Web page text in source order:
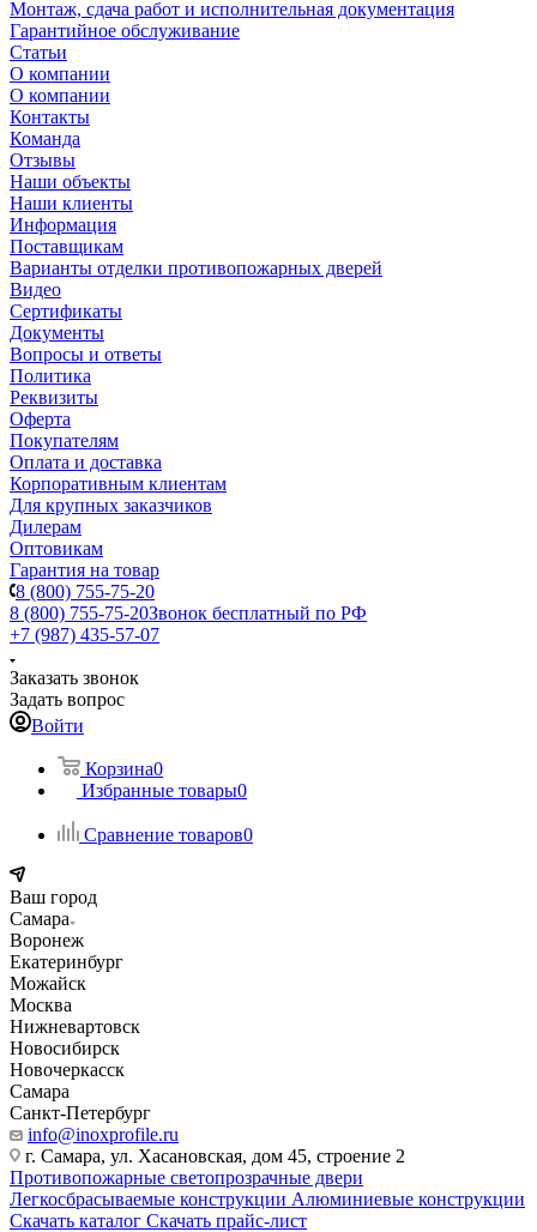
Монтаж, сдача работ и исполнительная документация
Гарантийное обслуживание
Статьи
О компании
О компании
Контакты
Команда
Отзывы
Наши объекты
Наши клиенты
Информация
Поставщикам
Варианты отделки противопожарных дверей
Видео
Сертификаты
Документы
Вопросы и ответы
Политика
Реквизиты
Оферта
Покупателям
Оплата и доставка
Корпоративным клиентам
Для крупных заказчиков
Дилерам
Оптовикам
Гарантия на товар
8 (800) 755-75-20
8 (800) 755-75-20Звонок бесплатный по РФ
+7 (987) 435-57-07
Заказать звонок
Задать вопрос
Войти
Корзина0
Избранные товары0
Сравнение товаров0
Ваш город
Самара
Воронеж
Екатеринбург
Можайск
Москва
Нижневартовск
Новосибирск
Новочеркасск
Самара
Санкт-Петербург
info@inoxprofile.ru
г. Самара, ул. Хасановская, дом 45, строение 2
Противопожарные светопрозрачные двери
Легкосбрасываемые конструкции Алюминиевые конструкции
Скачать каталог Скачать прайс-лист